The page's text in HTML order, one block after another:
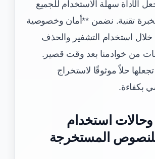
الأداة سهلة الاستخدام للجميع
تقنية. نضمن **أمان وخصوصية
استخدام التشفير والحذف
من خوادمنا بعد وقت قصير.
حلاً موثوقًا لاستخراج
بكفاءة.
استخدام
المستخرجة